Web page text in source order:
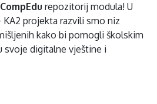
repozitorij modula! U
KA2 projekta razvili smo niz
kako bi pomogli školskim
svoje digitalne vještine i